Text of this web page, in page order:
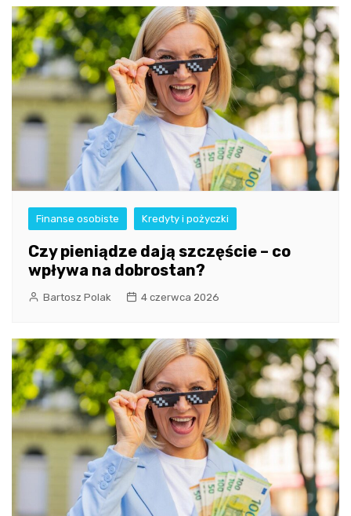
Finanse osobiste Kredyty i pożyczki
Czy pieniądze dają szczęście – co
wpływa na dobrostan?
Bartosz Polak 4 czerwca 2026